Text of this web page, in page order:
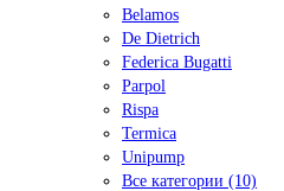
Belamos
De Dietrich
Federica Bugatti
Parpol
Rispa
Termica
Unipump
Все категории (10)